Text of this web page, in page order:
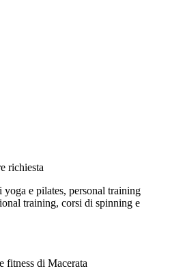
richiesta
yoga e pilates, personal training
training, corsi di spinning e
fitness di Macerata